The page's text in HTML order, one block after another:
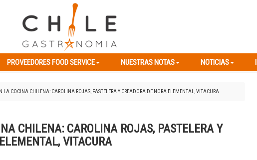
PROVEEDORES FOOD SERVICE NUESTRAS NOTAS NOTICIAS
PROVEEDORES FOOD SERVICE
LA COCINA CHILENA: CAROLINA ROJAS, PASTELERA Y CREADORA DE NORA ELEMENTAL, VITACURA
CHILENA: CAROLINA ROJAS, PASTELERA Y
VITACURA